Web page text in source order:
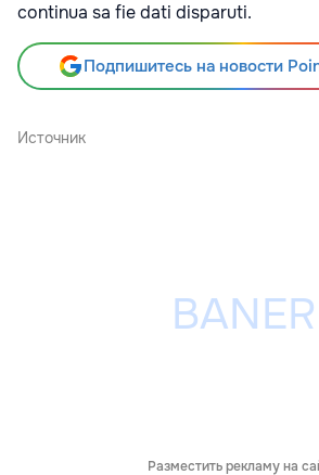
continua sa fie dati disparuti.
Подпишитесь на новости
Источник
Разместить рекламу на